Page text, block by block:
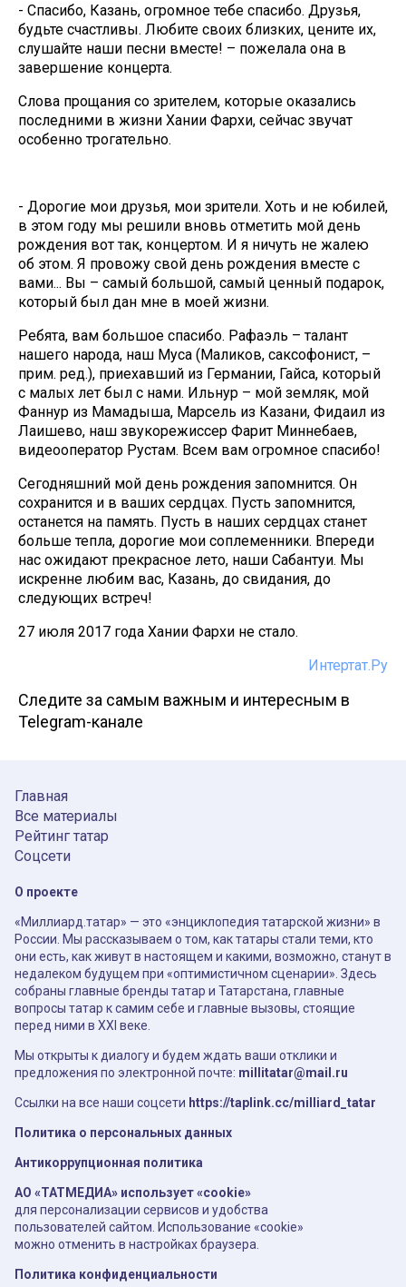
- Спасибо, Казань, огромное тебе спасибо. Друзья,
будьте счастливы. Любите своих близких, цените их,
слушайте наши песни вместе! – пожелала она в
завершение концерта.
Слова прощания со зрителем, которые оказались
последними в жизни Хании Фархи, сейчас звучат
особенно трогательно.
- Дорогие мои друзья, мои зрители. Хоть и не юбилей,
в этом году мы решили вновь отметить мой день
рождения вот так, концертом. И я ничуть не жалею
об этом. Я провожу свой день рождения вместе с
вами... Вы – самый большой, самый ценный подарок,
который был дан мне в моей жизни.
Ребята, вам большое спасибо. Рафаэль – талант
нашего народа, наш Муса (Маликов, саксофонист, –
прим. ред.), приехавший из Германии, Гайса, который
с малых лет был с нами. Ильнур – мой земляк, мой
Фаннур из Мамадыша, Марсель из Казани, Фидаил из
Лаишево, наш звукорежиссер Фарит Миннебаев,
видеооператор Рустам. Всем вам огромное спасибо!
Сегодняшний мой день рождения запомнится. Он
сохранится и в ваших сердцах. Пусть запомнится,
останется на память. Пусть в наших сердцах станет
больше тепла, дорогие мои соплеменники. Впереди
нас ожидают прекрасное лето, наши Сабантуи. Мы
искренне любим вас, Казань, до свидания, до
следующих встреч!
27 июля 2017 года Хании Фархи не стало.
Интертат.Ру
Следите за самым важным и интересным в
Telegram-канале
Главная
Все материалы
Рейтинг татар
Соцсети
О проекте
«Миллиард.татар» — это «энциклопедия татарской жизни» в
России. Мы рассказываем о том, как татары стали теми, кто
они есть, как живут в настоящем и какими, возможно, станут в
недалеком будущем при «оптимистичном сценарии». Здесь
собраны главные бренды татар и Татарстана, главные
вопросы татар к самим себе и главные вызовы, стоящие
перед ними в XXI веке.
Мы открыты к диалогу и будем ждать ваши отклики и
предложения по электронной почте: millitatar@mail.ru
Ссылки на все наши соцсети https://taplink.cc/milliard_tatar
Политика о персональных данных
Антикоррупционная политика
АО «ТАТМЕДИА» использует «cookie»
для персонализации сервисов и удобства
пользователей сайтом. Использование «cookie»
можно отменить в настройках браузера.
Политика конфиденциальности